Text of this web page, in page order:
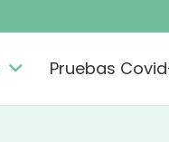
Pruebas